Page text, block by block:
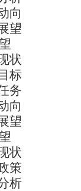
向
望
状
标
务
向
望
状
策
析